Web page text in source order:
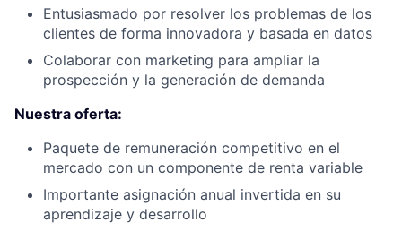
Entusiasmado por resolver los problemas de los
clientes de forma innovadora y basada en datos
Colaborar con marketing para ampliar la
prospección y la generación de demanda
Nuestra oferta:
Paquete de remuneración competitivo en el
mercado con un componente de renta variable
Importante asignación anual invertida en su
aprendizaje y desarrollo